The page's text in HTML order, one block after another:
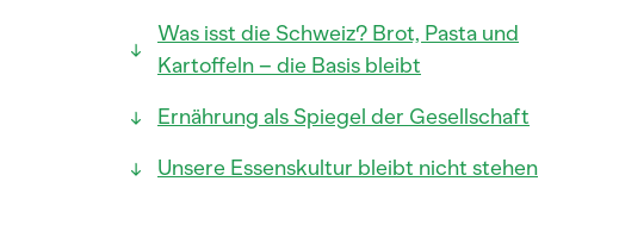
Was isst die Schweiz? Brot, Pasta und
Kartoffeln – die Basis bleibt
Ernährung als Spiegel der Gesellschaft
Unsere Essenskultur bleibt nicht stehen